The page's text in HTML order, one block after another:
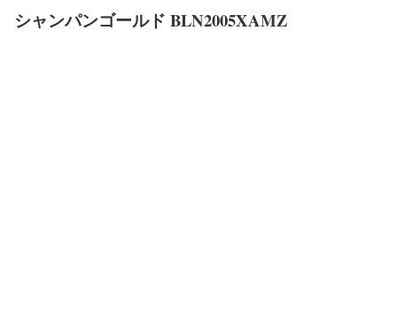
シャンパンゴールド BLN2005XAMZ